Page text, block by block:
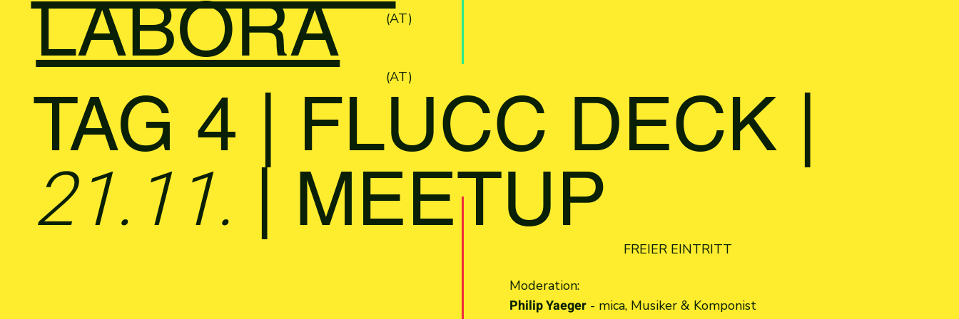
(AT)
LABORA
(AT)
TAG 4 | FLUCC DECK |
21.11. | MEETUP
FREIER EINTRITT
Moderation:
Philip Yaeger- mica, Musiker & Komponist